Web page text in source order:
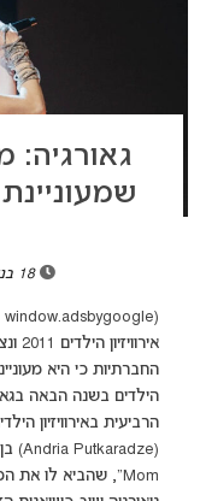
גאורגיה:
18 בנובמבר 2024
החברתיות כי היא
הילדים בשנה הבאה
הרביעית באירוויזיון